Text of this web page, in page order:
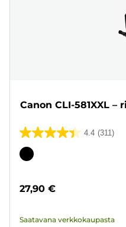
Canon CLI-581XXL
4.4 (311)
4.4/5
tähteä.
Värikasetti
27,90 €
Saatavana verkkokaupasta